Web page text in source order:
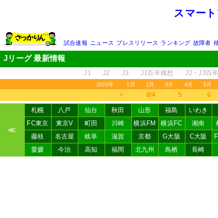
スマー
試合速報 ニュース プレスリリース ランキング 故障者
Jリーグ 最新情報
J1 J2 J3 J1百年構想 J2・J3百
2026年 1月 2月 3月 4月 5月
＜ 8/4 5 6
≪
札幌 八戸 仙台 秋田 山形 福島
いわき
FC東京
東京V 町田 川崎 横浜FM 横浜FC 湘南
藤枝
名古屋 岐阜 滋賀 京都 G大阪 C大阪
愛媛
今治 高知 福岡 北九州 鳥栖 長崎